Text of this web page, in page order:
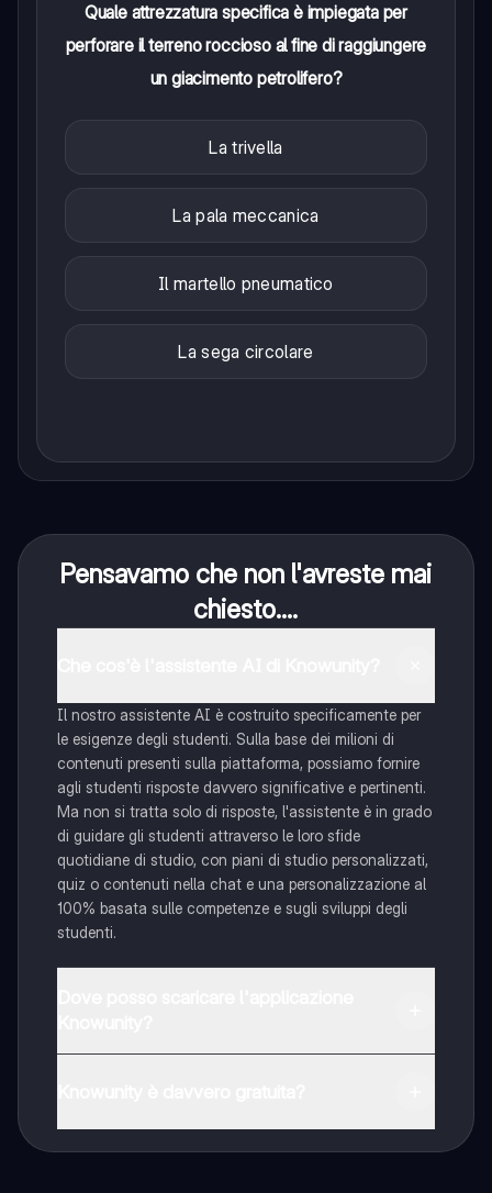
Quale attrezzatura specifica è impiegata per
perforare il terreno roccioso al fine di raggiungere
un giacimento petrolifero?
La trivella
La pala meccanica
Il martello pneumatico
La sega circolare
Pensavamo che non l'avreste mai
chiesto....
Il nostro assistente AI è costruito specificamente per
le esigenze degli studenti. Sulla base dei milioni di
contenuti presenti sulla piattaforma, possiamo fornire
agli studenti risposte davvero significative e pertinenti.
Ma non si tratta solo di risposte, l'assistente è in grado
di guidare gli studenti attraverso le loro sfide
quotidiane di studio, con piani di studio personalizzati,
quiz o contenuti nella chat e una personalizzazione al
100% basata sulle competenze e sugli sviluppi degli
studenti.